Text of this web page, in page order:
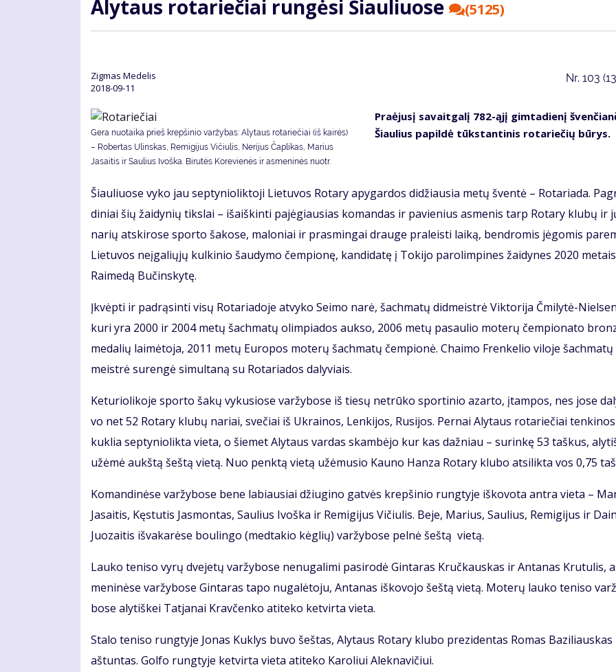
Aly­taus ro­ta­rie­čiai run­gė­si Šiau­liuo­se (5125)
Zig­mas Me­de­lis
2018-09-11
Nr. 103
Gera nuotaika prieš krepšinio varžybas: Alytaus rotariečiai (iš kairės)
– Robertas Ulinskas, Remigijus Vičiulis, Nerijus Čaplikas, Marius
Jasaitis ir Saulius Ivoška. Bi­ru­tės Ko­re­vie­nės ir as­me­ni­nės nuotr.
Pra­ėju­sį sa­vait­ga­lį 782-ąjį gim­ta­die­nį
Šiau­lius pa­pil­dė tūks­tan­ti­nis ro­ta­rie­čių bū­rys.
Šiau­liuo­se vy­ko jau sep­ty­nio­lik­to­ji Lie­tu­vos Ro­ta­ry apy­gar­dos di­džiau­sia me­tų šven­tė – Ro­ta­ria­da.
di­niai šių žai­dy­nių tiks­lai – iš­aiš­kin­ti pa­jė­giau­sias ko­man­das ir pa­vie­nius as­me­nis tarp Ro­ta­ry klu­bų ir
na­rių at­ski­ro­se spor­to ša­ko­se, ma­lo­niai ir pra­smin­gai drau­ge pra­leis­ti lai­ką, ben­dro­mis jė­go­mis
Lie­tu­vos ne­įga­lių­jų kul­ki­nio šau­dy­mo čem­pio­nę, kan­di­da­tę į To­ki­jo pa­ro­lim­pi­nes žai­dy­nes 2020 me­tais
Rai­me­dą Bu­čins­ky­tę.
Įkvėp­ti ir pa­drą­sin­ti vi­sų Ro­ta­ria­do­je at­vy­ko Sei­mo na­rė, šach­ma­tų did­meist­rė Vik­to­ri­ja Čmi­ly­tė-
ku­ri yra 2000 ir 2004 me­tų šach­ma­tų olim­pia­dos auk­so, 2006 me­tų pa­sau­lio mo­te­rų čem­pio­na­to
me­da­lių lai­mė­to­ja, 2011 me­tų Eu­ro­pos mo­te­rų šach­ma­tų čem­pio­nė. Chai­mo Fren­ke­lio vi­lo­je
meist­rė su­ren­gė si­mul­ta­ną su Ro­ta­ria­dos da­ly­viais.
Ke­tu­rio­li­ko­je spor­to ša­kų vy­ku­sio­se var­žy­bo­se iš tie­sų ne­trū­ko spor­ti­nio azar­to, įtam­pos, nes jo­se
vo net 52 Ro­ta­ry klu­bų na­riai, sve­čiai iš Uk­rai­nos, Len­ki­jos, Ru­si­jos. Per­nai Aly­taus ro­ta­rie­čiai
kuk­lia sep­ty­nio­lik­ta vie­ta, o šie­met Aly­taus var­das skam­bė­jo kur kas daž­niau – su­rin­kę 53 taš­kus,
už­ėmė aukš­tą šeš­tą vie­tą. Nuo penk­tą vie­tą už­ėmu­sio Kau­no Han­za Ro­ta­ry klu­bo at­si­lik­ta vos 0,75
Ko­man­di­nė­se var­žy­bo­se be­ne la­biau­siai džiu­gi­no gat­vės krep­ši­nio rung­ty­je iš­ko­vo­ta an­tra vie­ta –
Ja­sai­tis, Kęs­tu­tis Jas­mon­tas, Sau­lius Ivoš­ka ir Re­mi­gi­jus Vi­čiu­lis. Be­je, Ma­rius, Sau­lius, Re­mi­gi­jus ir
Juo­zai­tis iš­va­ka­rė­se bou­lin­go (med­ta­kio kėg­lių) var­žy­bo­se pel­nė šeš­tą vie­tą.
Lau­ko te­ni­so vy­rų dve­je­tų var­žy­bo­se ne­nu­ga­li­mi pa­si­ro­dė Gin­ta­ras Kruč­kaus­kas ir An­ta­nas Kru­tu­lis,
me­ni­nė­se var­žy­bo­se Gin­ta­ras ta­po nu­ga­lė­to­ju, An­ta­nas iš­ko­vo­jo šeš­tą vie­tą. Mo­te­rų lau­ko te­ni­so
bo­se aly­tiš­kei Tat­ja­nai Krav­čen­ko ati­te­ko ket­vir­ta vie­ta.
Sta­lo te­ni­so rung­ty­je Jo­nas Kuk­lys bu­vo šeš­tas, Aly­taus Ro­ta­ry klu­bo pre­zi­den­tas Ro­mas Ba­zi­liaus­kas
aš­tun­tas. Gol­fo rung­ty­je ket­vir­ta vie­ta ati­te­ko Ka­ro­liui Alek­na­vi­čiui.